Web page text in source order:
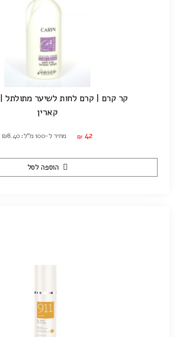
קר קרם | קרם לחות לשיער מתולתל | 500 מ"ל
קארין
₪ 42 מחיר ל-100 מ"ל: ₪8.40
הוספה לסל